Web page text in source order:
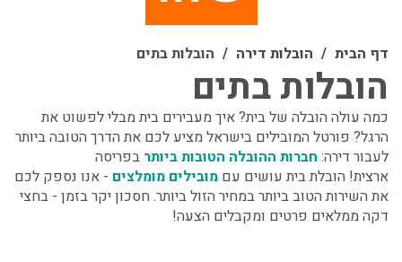
דף הבית הובלות דירה הובלות בתים
הובלות בתים
כמה עולה הובלה של בית? איך מעבירים בית מבלי לפשוט את
הרגל? פורטל המובילים בישראל מציע לכם את הדרך הטובה ביותר
לעבור דירה: חברות ההובלה הטובות ביותר בפריסה
ארצית! הובלת בית עושים עם מובילים מומלצים - אנו נספק לכם
את השירות הטוב ביותר במחיר הזול ביותר. חסכון יקר בזמן - בחצי
דקה ממלאים פרטים ומקבלים הצעה!